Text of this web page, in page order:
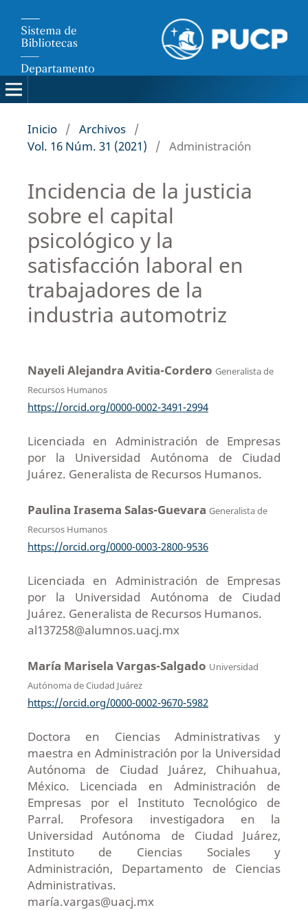
Inicio / Archivos /
Vol. 16 Núm. 31 (2021)
/ Administración
Incidencia de la justicia
sobre el capital
psicológico y la
satisfacción laboral en
trabajadores de la
industria automotriz
Nayeli Alejandra Avitia-Cordero Generalista de
Recursos Humanos
https://orcid.org/0000-0002-3491-2994
Licenciada en Administración de Empresas
por la Universidad Autónoma de Ciudad
Juárez. Generalista de Recursos Humanos.
Paulina Irasema Salas-Guevara Generalista de
Recursos Humanos
https://orcid.org/0000-0003-2800-9536
Licenciada en Administración de Empresas
por la Universidad Autónoma de Ciudad
Juárez. Generalista de Recursos Humanos.
al137258@alumnos.uacj.mx
María Marisela Vargas-Salgado Universidad
Autónoma de Ciudad Juárez
https://orcid.org/0000-0002-9670-5982
Doctora en Ciencias Administrativas y
maestra en Administración por la Universidad
Autónoma de Ciudad Juárez, Chihuahua,
México. Licenciada en Administración de
Empresas por el Instituto Tecnológico de
Parral. Profesora investigadora en la
Universidad Autónoma de Ciudad Juárez,
Instituto de Ciencias Sociales y
Administración, Departamento de Ciencias
Administrativas.
maría.vargas@uacj.mx